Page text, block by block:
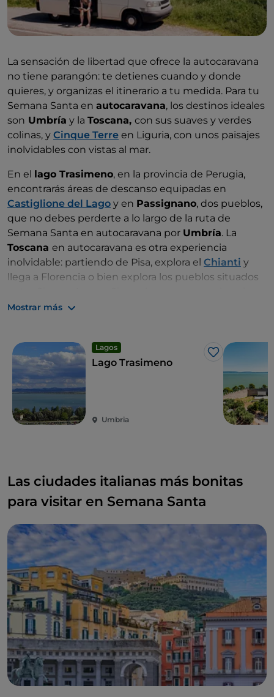
La sensación de libertad que ofrece la autocaravana
no tiene parangón: te detienes cuando y donde
quieres, y organizas el itinerario a tu medida. Para tu
Semana Santa en autocaravana, los destinos ideales
son Umbría y la Toscana, con sus suaves y verdes
colinas, y Cinque Terre en Liguria, con unos paisajes
inolvidables con vistas al mar.
En el lago Trasimeno, en la provincia de Perugia,
encontrarás áreas de descanso equipadas en
Castiglione del Lago y en Passignano, dos pueblos,
que no debes perderte a lo largo de la ruta de
Semana Santa en autocaravana por Umbría. La
Toscana en autocaravana es otra experiencia
inolvidable: partiendo de Pisa, explora el Chianti y
llega a Florencia o bien explora los pueblos situados
zona deCinque Terre
pueblo al día.
Mostrar más
Lagos
Me gusta
Lago Trasimeno
Umbria
Las ciudades italianas más bonitas
para visitar en Semana Santa